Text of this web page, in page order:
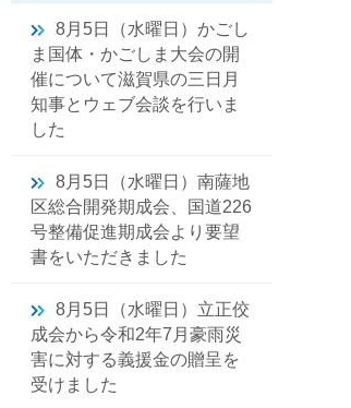
8月5日（水曜日）かごし
ま国体・かごしま大会の開
催について滋賀県の三日月
知事とウェブ会談を行いま
した
8月5日（水曜日）南薩地
区総合開発期成会、国道226
号整備促進期成会より要望
書をいただきました
8月5日（水曜日）立正佼
成会から令和2年7月豪雨災
害に対する義援金の贈呈を
受けました